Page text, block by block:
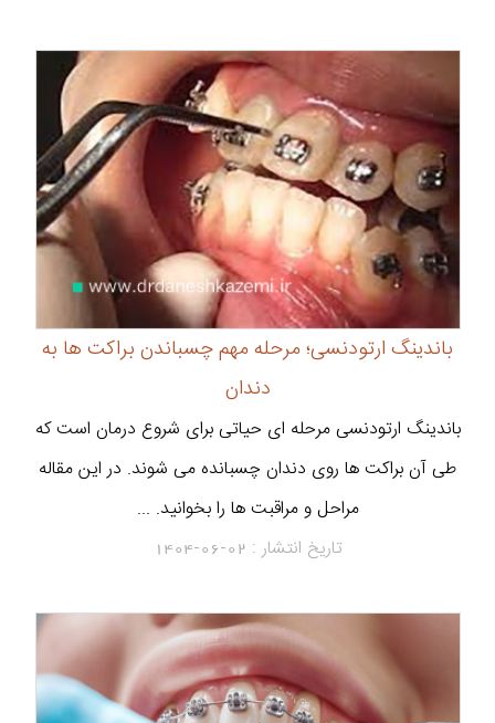
باندینگ ارتودنسی؛ مرحله مهم چسباندن براکت ها به
دندان
باندینگ ارتودنسی مرحله ای حیاتی برای شروع درمان است که
طی آن براکت ها روی دندان چسبانده می شوند. در این مقاله
مراحل و مراقبت ها را بخوانید. ...
تاریخ انتشار : 1404-06-02